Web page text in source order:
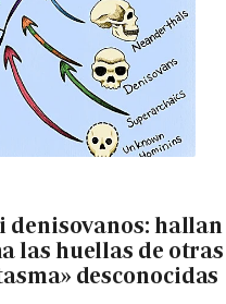
denisovanos: hallan
las huellas de otras
desconocidas